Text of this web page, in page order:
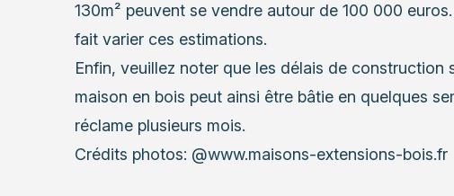
130m² peuvent se vendre autour de 100 000
fait varier ces estimations.
Enfin, veuillez noter que les délais de construction
maison en bois peut ainsi être bâtie en quelques
réclame plusieurs mois.
Crédits photos: @www.maisons-extensions-bois.fr